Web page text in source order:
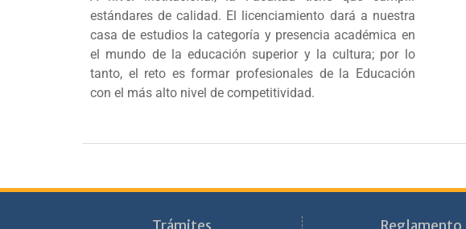
estándares de calidad. El licenciamiento dará a nuestra
casa de estudios la categoría y presencia académica en
el mundo de la educación superior y la cultura; por lo
tanto, el reto es formar profesionales de la Educación
con el más alto nivel de competitividad.